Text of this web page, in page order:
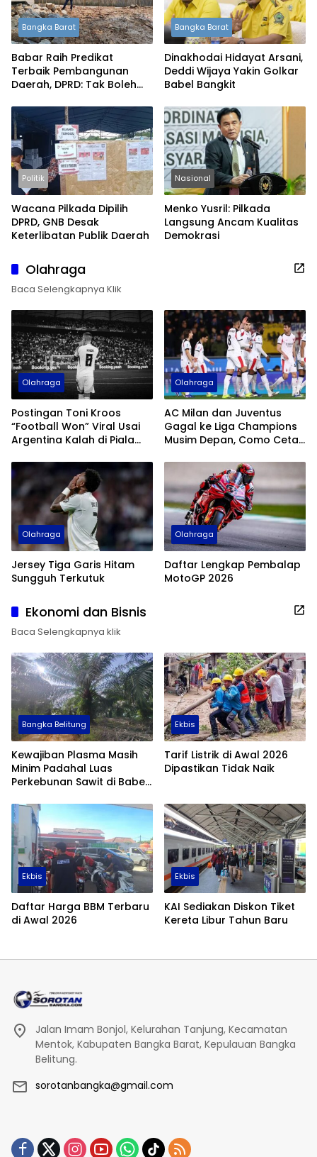
Bangka Barat
Babar Raih Predikat
Terbaik Pembangunan
Daerah, DPRD: Tak Boleh
Bangka Barat
Dinakhodai Hidayat Arsani,
Deddi Wijaya Yakin Golkar
Babel Bangkit
Politik
Wacana Pilkada Dipilih
DPRD, GNB Desak
Keterlibatan Publik Daerah
Nasional
Menko Yusril: Pilkada
Langsung Ancam Kualitas
Demokrasi
Olahraga
Baca Selengkapnya Klik
Olahraga
Postingan Toni Kroos
“Football Won” Viral Usai
Argentina Kalah di Piala
Olahraga
AC Milan dan Juventus
Gagal ke Liga Champions
Musim Depan, Como Cetak
Olahraga
Jersey Tiga Garis Hitam
Sungguh Terkutuk
Olahraga
Daftar Lengkap Pembalap
MotoGP 2026
Ekonomi dan Bisnis
Baca Selengkapnya klik
Bangka Belitung
Kewajiban Plasma Masih
Minim Padahal Luas
Perkebunan Sawit di Babel
Ekbis
Tarif Listrik di Awal 2026
Dipastikan Tidak Naik
Ekbis
Daftar Harga BBM Terbaru
di Awal 2026
Ekbis
KAI Sediakan Diskon Tiket
Kereta Libur Tahun Baru
Jalan Imam Bonjol, Kelurahan Tanjung, Kecamatan
Mentok, Kabupaten Bangka Barat, Kepulauan Bangka
Belitung.
sorotanbangka@gmail.com